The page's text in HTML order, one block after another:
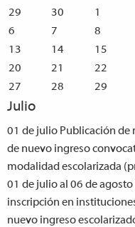
29
30 1
6
7 8
13
14 15
20
21 22
27
28 29
Julio
01 de julio Publicación de
de nuevo ingreso
modalidad escolarizada
01 de julio al 06 de agosto
inscripción en
nuevo ingreso